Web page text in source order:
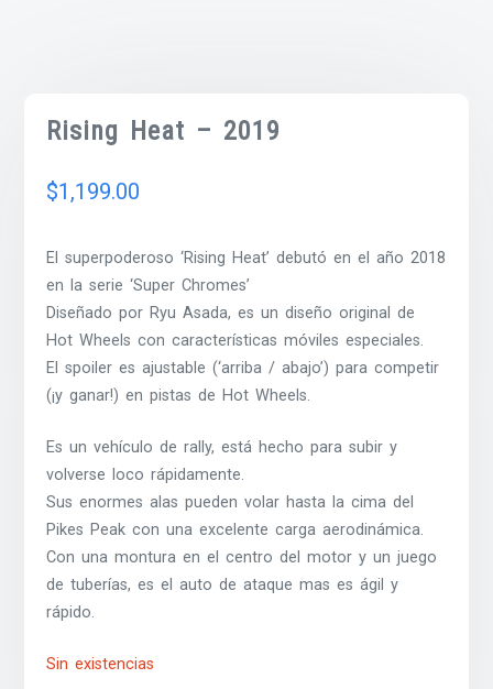
Rising Heat – 2019
$1,199.00
El superpoderoso ‘Rising Heat’ debutó en el año 2018
en la serie ‘Super Chromes’
Diseñado por Ryu Asada, es un diseño original de
Hot Wheels con características móviles especiales.
El spoiler es ajustable (‘arriba / abajo’) para competir
(¡y ganar!) en pistas de Hot Wheels.
Es un vehículo de rally, está hecho para subir y
volverse loco rápidamente.
Sus enormes alas pueden volar hasta la cima del
Pikes Peak con una excelente carga aerodinámica.
Con una montura en el centro del motor y un juego
de tuberías, es el auto de ataque mas es ágil y
rápido.
Sin existencias